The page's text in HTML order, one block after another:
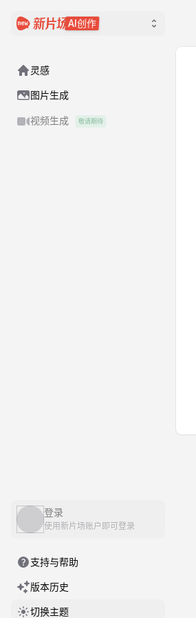
AI创作
灵感
图片生成
视频生成 敬请期待
登录
使用新片场账户即可登录
支持与帮助
版本历史
切换主题